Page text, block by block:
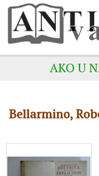
AKO U
Bellarmino,